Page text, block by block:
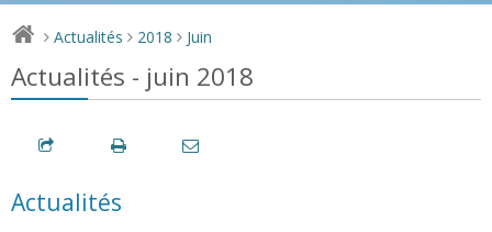
> Actualités > 2018 > Juin
Actualités - juin 2018
Actualités